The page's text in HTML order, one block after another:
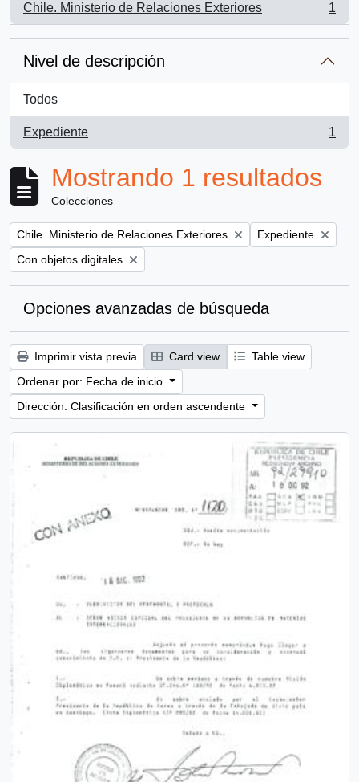
Chile. Ministerio de Relaciones Exteriores
, 1 resultados
1
Nivel de descripción
Todos
Expediente
, 1 resultados
1
Mostrando 1 resultados
Colecciones
Remove filter:
Chile. Ministerio de Relaciones Exteriores Remove filter:
Expediente
Remove filter:
Con objetos digitales
Opciones avanzadas de búsqueda
Imprimir vista previa Card view
Table view
Ordenar por: Fecha de inicio
Dirección: Clasificación en orden ascendente